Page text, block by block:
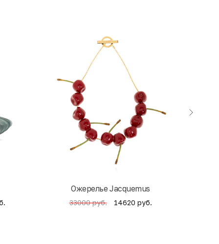
Ожерелье Jacquemus
33000 руб. 14620 руб.